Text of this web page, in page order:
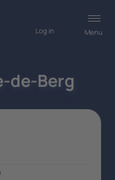
Menu
Log in
de-Berg